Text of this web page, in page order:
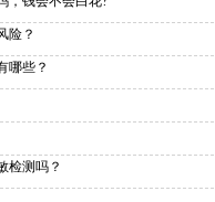
险？
哪些？
检测吗？